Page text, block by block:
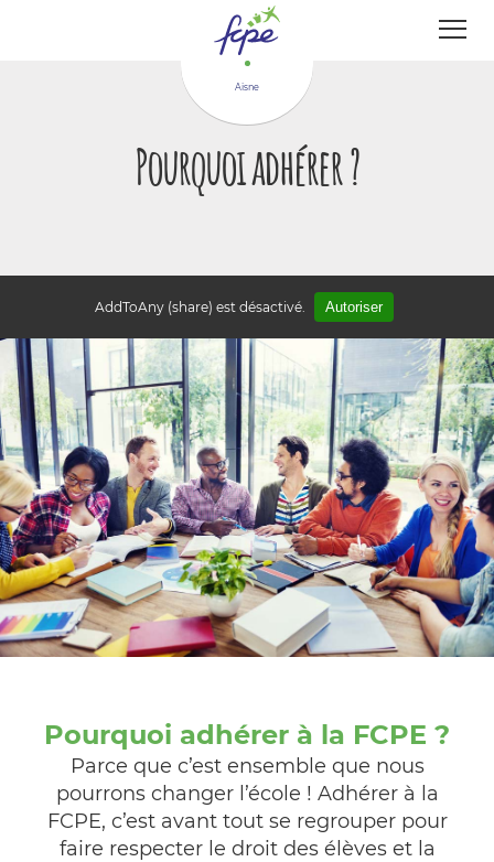
Aisne
Pourquoi adhérer ?
AddToAny (share) est désactivé. Autoriser
Pourquoi adhérer à la FCPE ?
Parce que c’est ensemble que nous
pourrons changer l’école ! Adhérer à la
FCPE, c’est avant tout se regrouper pour
faire respecter le droit des élèves et la
Panneau de gestion des cookies